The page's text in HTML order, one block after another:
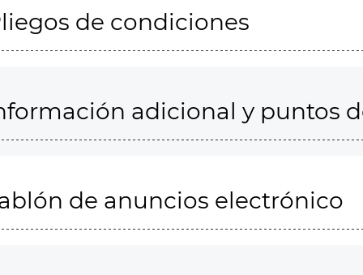
de condiciones
adicional y puntos
de anuncios electrónico